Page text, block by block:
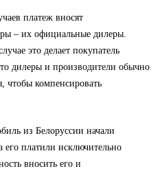
платеж вносят
– их официальные дилеры.
это делает покупатель
дилеры и производители обычно
чтобы компенсировать
из Белоруссии начали
его платили исключительно
вносить его и